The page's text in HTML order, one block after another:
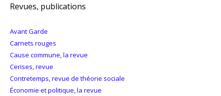
Revues, publications
Avant Garde
Carnets rouges
Cause commune, la revue
Cerises, revue
Contretemps, revue de théorie sociale
Économie et politique, la revue